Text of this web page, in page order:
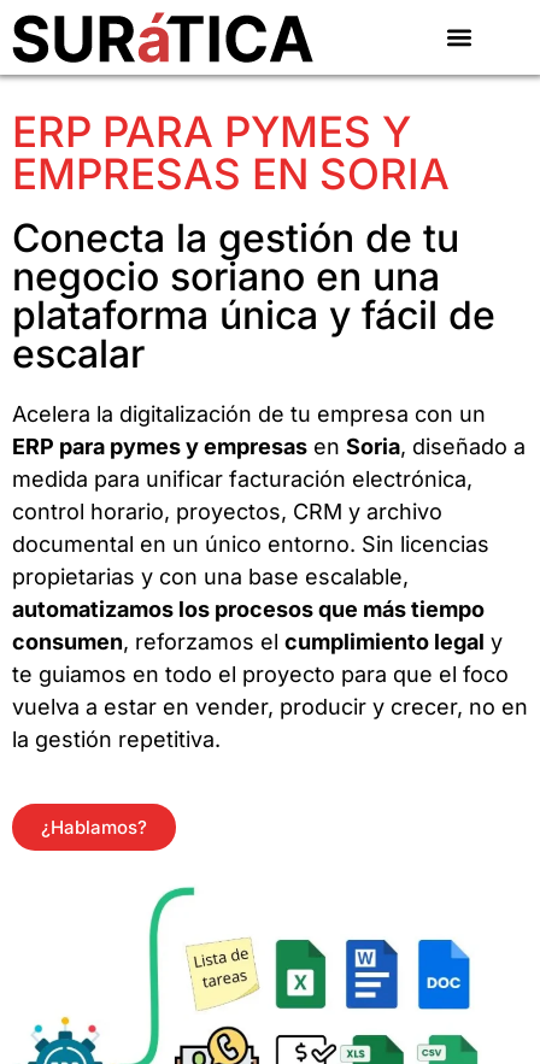
ERP PARA PYMES Y
EMPRESAS EN SORIA
Conecta la gestión de tu
negocio soriano en una
plataforma única y fácil de
escalar
Acelera la digitalización de tu empresa con un
ERP para pymes y empresas en Soria, diseñado a
medida para unificar facturación electrónica,
control horario, proyectos, CRM y archivo
documental en un único entorno. Sin licencias
propietarias y con una base escalable,
automatizamos los procesos que más tiempo
consumen, reforzamos el cumplimiento legal y
te guiamos en todo el proyecto para que el foco
vuelva a estar en vender, producir y crecer, no en
la gestión repetitiva.
¿Hablamos?